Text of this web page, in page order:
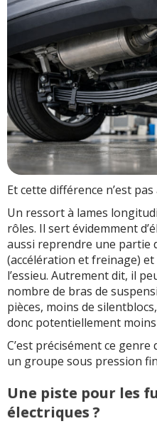
Et cette différence n’est
Un ressort à lames
rôles. Il sert évidemment
aussi reprendre une partie
(accélération et freinage)
l’essieu. Autrement dit, il
nombre de bras de
pièces, moins de
donc potentiellement
C’est précisément ce
un groupe sous pression
Une piste pour les
électriques ?